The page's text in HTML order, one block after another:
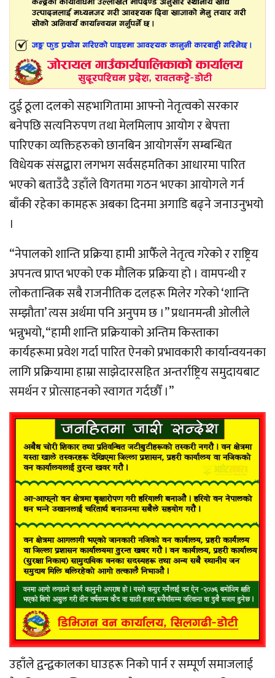
दुई ठूला दलको सहभागितामा आफ्नो नेतृत्वको सरकार
बनेपछि सत्यनिरुपण तथा मेलमिलाप आयोग र बेपत्ता
पारिएका व्यक्तिहरुको छानबिन आयोगसँग सम्बन्धित
विधेयक संसद्बारा लगभग सर्वसहमतिका आधारमा पारित
भएको बताउँदै उहाँले विगतमा गठन भएका आयोगले गर्न
बाँकी रहेका कामहरू अबका दिनमा अगाडि बढ्ने जनाउनुभयो
।
“नेपालको शान्ति प्रक्रिया हामी आफैँले नेतृत्व गरेको र राष्ट्रिय
अपनत्व प्राप्त भएको एक मौलिक प्रक्रिया हो । वामपन्थी र
लोकतान्त्रिक सबै राजनीतिक दलहरू मिलेर गरेको ‘शान्ति
सम्झौता’ त्यस अर्थमा पनि अनुपम छ ।” प्रधानमन्त्री ओलीले
भन्नुभयो, “हामी शान्ति प्रक्रियाको अन्तिम किस्ताका
कार्यहरूमा प्रवेश गर्दा पारित ऐनको प्रभावकारी कार्यान्वयनका
लागि प्रक्रियामा हाम्रा साझेदारसहित अन्तर्राष्ट्रिय समुदायबाट
समर्थन र प्रोत्साहनको स्वागत गर्दछौँ ।”
उहाँले द्वन्द्वकालका घाउहरू निको पार्न र सम्पूर्ण समाजलाई